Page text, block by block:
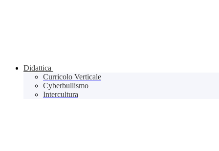
Didattica
Curricolo Verticale
Cyberbullismo
Intercultura